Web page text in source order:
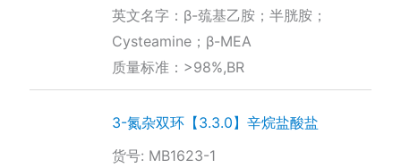
围：
¥110.00
至
英文名字：β-巯基乙胺；半胱胺；
Cysteamine；β-MEA
质量标准：>98%,BR
3-氮杂双环【3.3.0】辛烷盐酸盐
货号: MB1623-1